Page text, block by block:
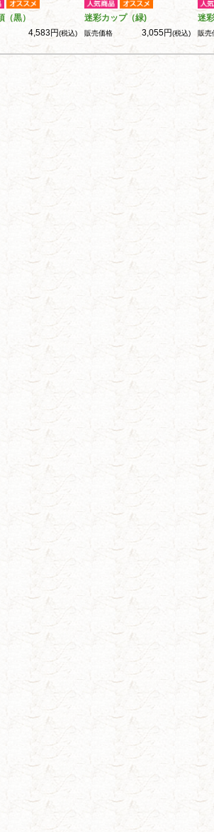
（黒）
4,583円(税込)
迷彩カップ（緑)
販売価格 3,055円(税込)
迷
販売